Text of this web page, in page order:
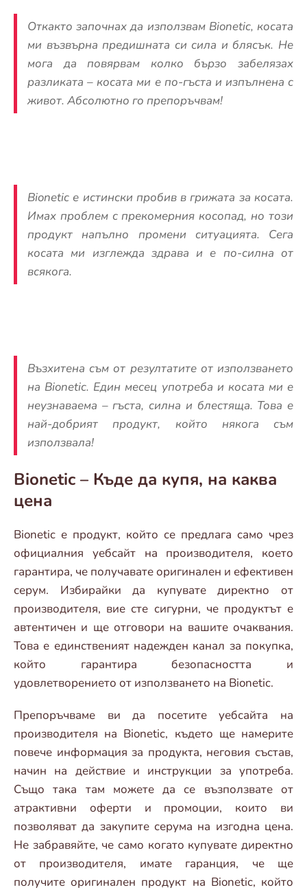
Откакто започнах да използвам Bionetic, косата
ми възвърна предишната си сила и блясък. Не
мога да повярвам колко бързо забелязах
разликата – косата ми е по-гъста и изпълнена с
живот. Абсолютно го препоръчвам!
Bionetic е истински пробив в грижата за косата.
Имах проблем с прекомерния косопад, но този
продукт напълно промени ситуацията. Сега
косата ми изглежда здрава и е по-силна от
всякога.
Възхитена съм от резултатите от използването
на Bionetic. Един месец употреба и косата ми е
неузнаваема – гъста, силна и блестяща. Това е
най-добрият продукт, който някога съм
използвала!
Bionetic – Къде да купя, на каква
цена
Bionetic е продукт, който се предлага само чрез
официалния уебсайт на производителя, което
гарантира, че получавате оригинален и ефективен
серум. Избирайки да купувате директно от
производителя, вие сте сигурни, че продуктът е
автентичен и ще отговори на вашите очаквания.
Това е единственият надежден канал за покупка,
който гарантира безопасността и
удовлетворението от използването на Bionetic.
Препоръчваме ви да посетите уебсайта на
производителя на Bionetic, където ще намерите
повече информация за продукта, неговия състав,
начин на действие и инструкции за употреба.
Също така там можете да се възползвате от
атрактивни оферти и промоции, които ви
позволяват да закупите серума на изгодна цена.
Не забравяйте, че само когато купувате директно
от производителя, имате гаранция, че ще
получите оригинален продукт на Bionetic, който